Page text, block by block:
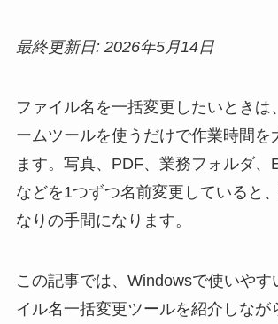
最終更新日: 2026年5月14日
ファイル名を一括変更したいときは
ームツールを使うだけで作業時間を
ます。写真、PDF、業務フォルダ、
などを1つずつ名前変更していると
なりの手間になります。
この記事では、Windowsで使いやす
イル名一括変更ツールを紹介しなが